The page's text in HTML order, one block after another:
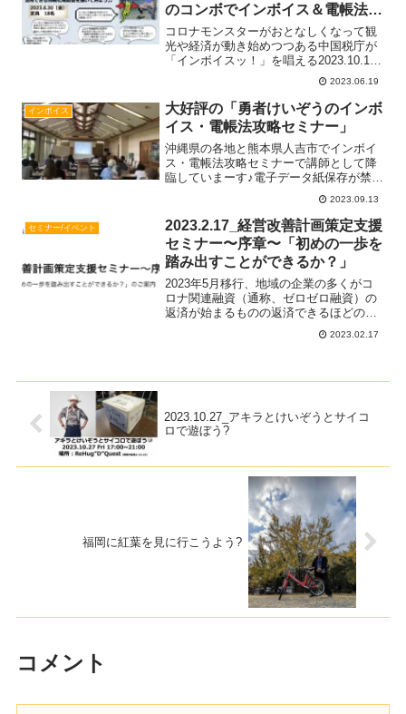
のコンボでインボイス＆電帳法を
攻略♪▶︎販路開拓とインボイス対
策相談に活用できる持続化補助金
を描いてみよう♫
コロナモンスターがおとなしくなって観
光や経済が動き始めつつある中国税庁が
「インボイスッ！」を唱える2023.10.1が
刻一刻と迫ってきていますがあなたの企
業のインボイス攻略は順調でしょうか？
ReHugは既にインボイス対策どころか電
帳法対策もRead more...
2023.06.19
インボイス
大好評の「勇者けいぞうのインボ
イス・電帳法攻略セミナー」
沖縄県の各地と熊本県人吉市でインボイ
ス・電帳法攻略セミナーで講師として降
臨していまーす♪電子データ紙保存が禁じ
られるルールやインボイス制度が日本で
初めて導入されるので全国各地でセミナ
ーが開催されていますね♪「楽しくなくて
分からなくて眠くなるRead more...
2023.09.13
セミナー/イベント
2023.2.17_経営改善計画策定支援
セミナー〜序章〜「初めの一歩を
踏み出すことができるか？」
2023年5月移行、地域の企業の多くがコ
ロナ関連融資（通称、ゼロゼロ融資）の
返済が始まるものの返済できるほどの資
金繰りの余裕がない企業が多いようです
ReHugは認定経営革新等支援機関として
2023.02.17
2023.10.27_アキラとけいぞうとサイコ
ロで遊ぼう?
福岡に紅葉を見に行こうよう?
コメント